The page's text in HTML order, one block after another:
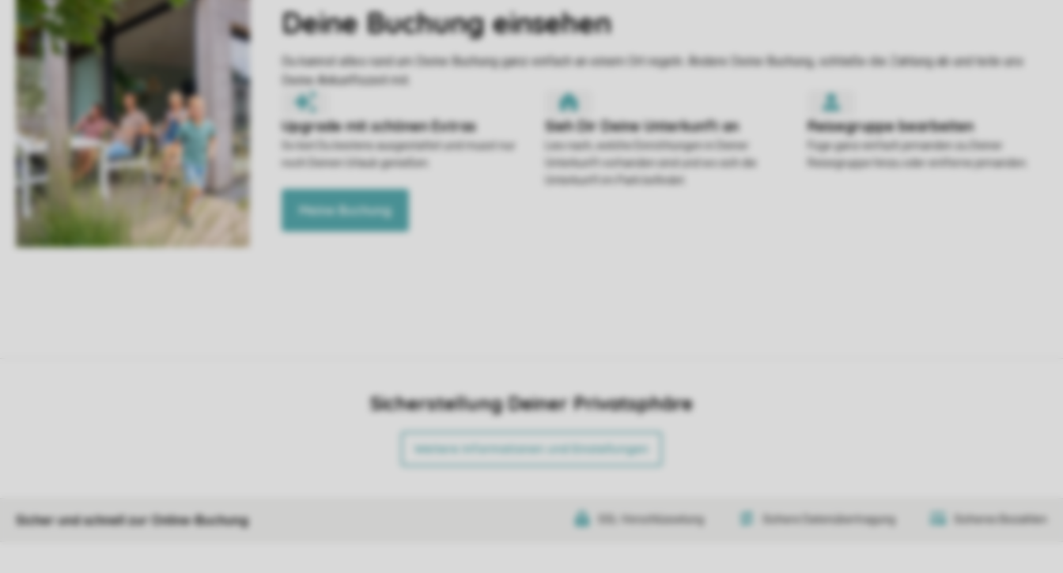
So bist Du bestens ausgestattet und musst nur
noch Deinen Urlaub genießen.
Lies nach, welche Einrichtungen in Deiner
Unterkunft vorhanden sind und wo sich die
Unterkunft im Park befindet.
Füge ganz einfach jemanden zu Deiner
Reisegruppe hinzu oder entferne jemanden.
Meine Buchung
Sicherstellung Deiner Privatsphäre
Weitere Informationen und Einstellungen
Sicher und schnell zur Online-Buchung SSL-Verschlüsselung Sichere Datenübertragung Sicheres Bezahlen